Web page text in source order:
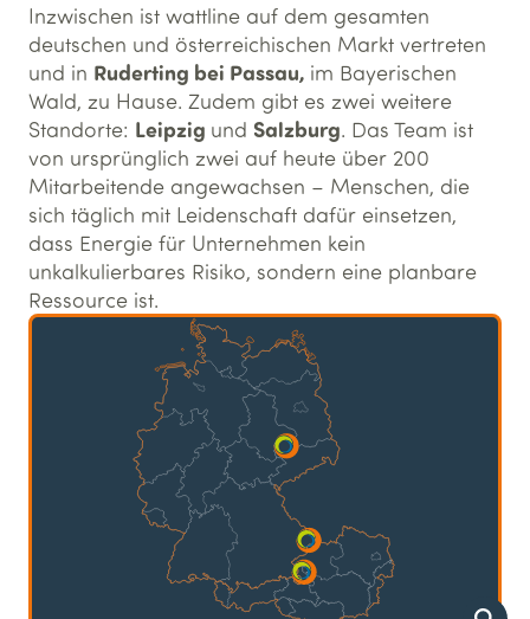
Inzwischen ist wattline auf dem gesamten
deutschen und österreichischen Markt vertreten
und in Ruderting bei Passau, im Bayerischen
Wald, zu Hause. Zudem gibt es zwei weitere
Standorte: Leipzig und Salzburg. Das Team ist
von ursprünglich zwei auf heute über 200
Mitarbeitende angewachsen – Menschen, die
sich täglich mit Leidenschaft dafür einsetzen,
dass Energie für Unternehmen kein
unkalkulierbares Risiko, sondern eine planbare
Ressource ist.